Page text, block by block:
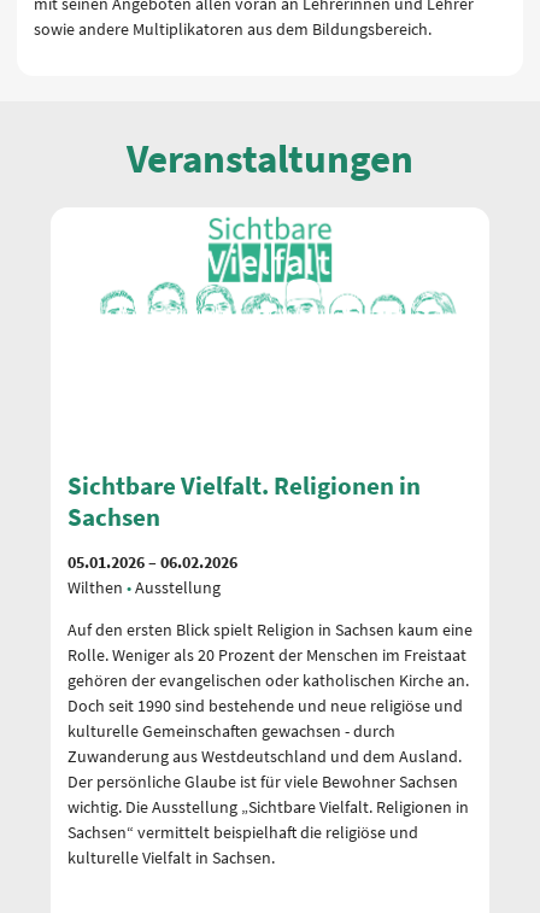
sowie andere Multiplikatoren aus dem Bildungsbereich.
Veranstaltungen
Sichtbare Vielfalt. Religionen in
Sachsen
05.01.2026 – 06.02.2026
Wilthen
Ausstellung
Auf den ersten Blick spielt Religion in Sachsen kaum eine
Rolle. Weniger als 20 Prozent der Menschen im Freistaat
gehören der evangelischen oder katholischen Kirche an.
Doch seit 1990 sind bestehende und neue religiöse und
kulturelle Gemeinschaften gewachsen - durch
Zuwanderung aus Westdeutschland und dem Ausland.
Der persönliche Glaube ist für viele Bewohner Sachsen
wichtig. Die Ausstellung „Sichtbare Vielfalt. Religionen in
Sachsen“ vermittelt beispielhaft die religiöse und
kulturelle Vielfalt in Sachsen.